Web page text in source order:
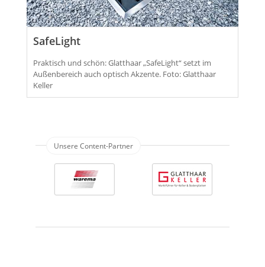
SafeLight
Praktisch und schön: Glatthaar „SafeLight“ setzt im
Außenbereich auch optisch Akzente. Foto: Glatthaar
Keller